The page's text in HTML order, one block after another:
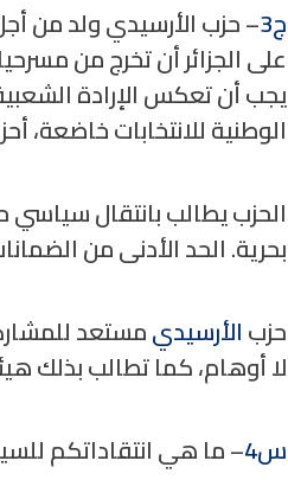
ج3– حزب الأرسيدي ولد من
على الجزائر أن تخرج من
يجب أن تعكس الإرادة
الوطنية للانتخابات خاضعة،
الحزب يطالب بانتقال
بحرية. الحد الأدنى من
حزبالأرسيديمستعد
لا أوهام، كما تطالب بذلك
س4– ما هي انتقاداتكم